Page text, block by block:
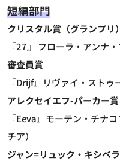
短編部門
クリスタル賞（グランプリ）
『27』 フローラ・アンナ
審査員賞
『Drijf』リヴァイ・ストゥ
アレクセイエフ-パーカー賞
『Eeva』モーテン・チナ
チア）
ジャン=リュック・キシベ